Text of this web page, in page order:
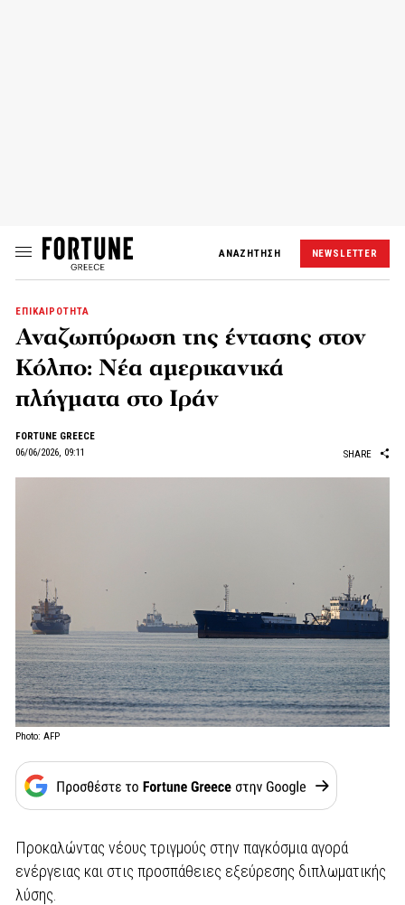
ΑΝΑΖΗΤΗΣΗ NEWSLETTER
ΕΠΙΚΑΙΡΟΤΗΤΑ
Αναζωπύρωση της έντασης στον
Κόλπο: Νέα αμερικανικά
πλήγματα στο Ιράν
FORTUNE GREECE
06/06/2026, 09:11
SHARE
Photo: AFP
Προκαλώντας νέους τριγμούς στην παγκόσμια αγορά
ενέργειας και στις προσπάθειες εξεύρεσης διπλωματικής
λύσης.